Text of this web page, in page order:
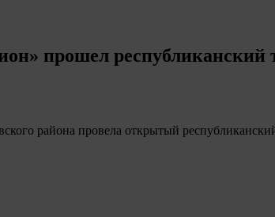
прошел республиканский
района провела открытый